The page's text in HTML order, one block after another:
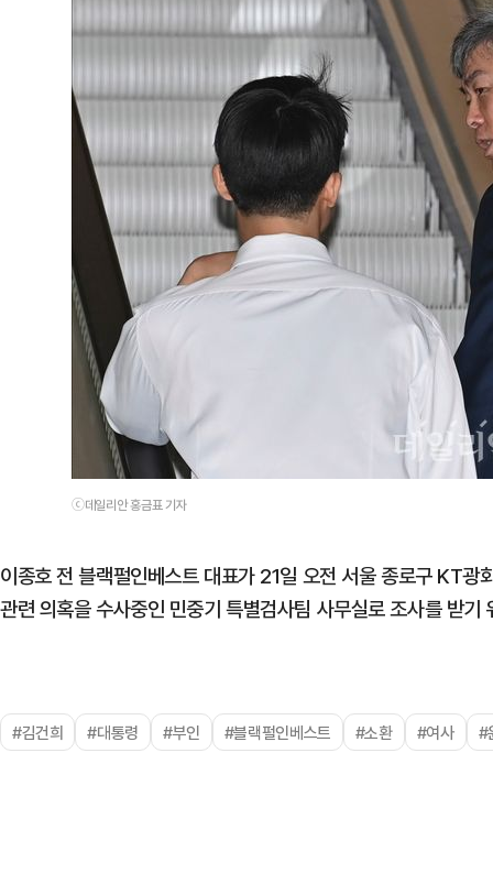
ⓒ데일리안 홍금표 기자
이종호 전 블랙펄인베스트 대표가 21일 오전 서울 종로구 KT
관련 의혹을 수사중인 민중기 특별검사팀 사무실로 조사를 받기
#김건희 #대통령 #부인 #블랙펄인베스트 #소환 #여사 #